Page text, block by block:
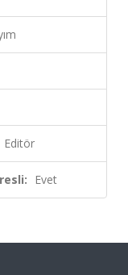
Editör
Evet